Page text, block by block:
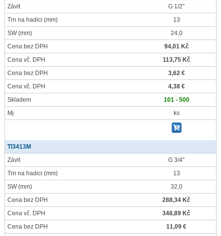
Závit
G 1/2"
Trn na hadici (mm)
13
SW(mm)
24,0
Cena bez DPH
94,01 Kč
Cena vč. DPH
113,75 Kč
Cena bez DPH
3,62 €
Cena vč. DPH
4,38 €
Skladem
101 - 500
Mj
ks
TI3413M
Závit
G 3/4"
Trn na hadici (mm)
13
SW(mm)
32,0
Cena bez DPH
288,34 Kč
Cena vč. DPH
348,89 Kč
Cena bez DPH
11,09 €